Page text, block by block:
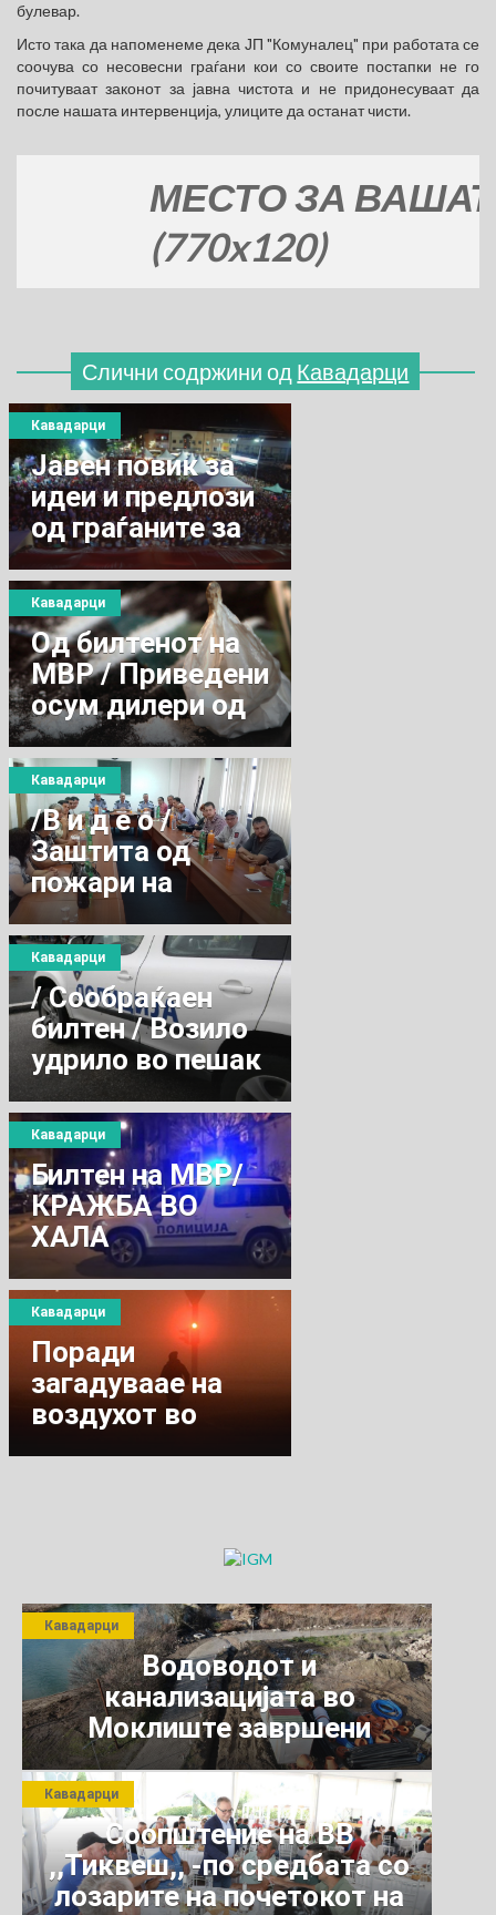
булевар.
Исто така да напоменеме дека ЈП "Комуналец" при работата се
соочува со несовесни граѓани кои со своите постапки не го
почитуваат законот за јавна чистота и не придонесуваат да
после нашата интервенција, улиците да останат чисти.
МЕСТО ЗА ВАШАТА
(770x120)
Слични содржини од Кавадарци
Јавен повик за
идеи и предлози
од граѓаните за
„Тиквешки
гроздобер 2018“
Кавадарци
Од билтенот на
МВР / Приведени
осум дилери од
Кавадарци,
пронајдено
кокаин, хашиш,
марихуана
Кавадарци
/В и д е о /
Заштита од
пожари на
отворен простор
Кавадарци
/ Сообраќаен
билтен / Возило
удрило во пешак
Кавадарци
Билтен на МВР/
КРАЖБА ВО
ХАЛА
Кавадарци
Поради
загадуваае на
воздухот во
Кавадарци
Водоводот и
канализацијата во
Моклиште завршени
Кавадарци
Соопштение на ВВ
,,Тиквеш,, -по средбата со
лозарите на почетокот на
Кавадарци